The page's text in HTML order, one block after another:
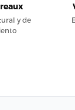
y de